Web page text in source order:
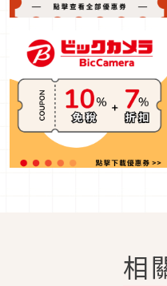
相